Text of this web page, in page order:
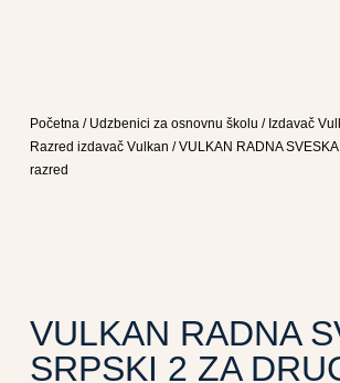
Početna/ Udzbenici za osnovnu školu / Izdavač
Razred izdavač Vulkan / VULKAN RADNA
razred
VULKAN RADNA
SRPSKI 2 ZA